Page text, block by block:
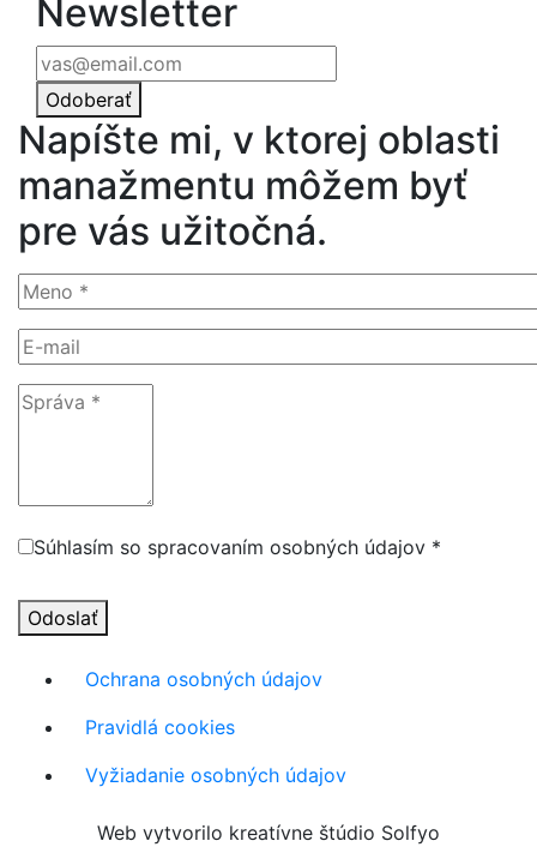
Newsletter
Odoberať
Napíšte mi, v ktorej oblasti
manažmentu môžem byť
pre vás užitočná.
Súhlasím so spracovaním osobných údajov *
Odoslať
Ochrana osobných údajov
Pravidlá cookies
Vyžiadanie osobných údajov
Web vytvorilo kreatívne štúdio Solfyo